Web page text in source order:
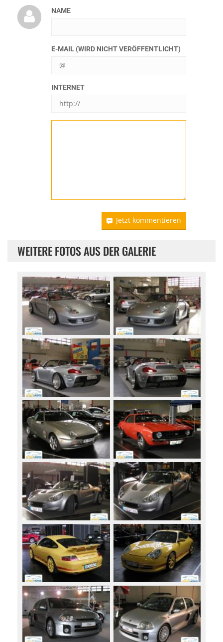
NAME
E-MAIL (WIRD NICHT VERÖFFENTLICHT)
INTERNET
Jetzt kommentieren
WEITERE FOTOS AUS DER GALERIE